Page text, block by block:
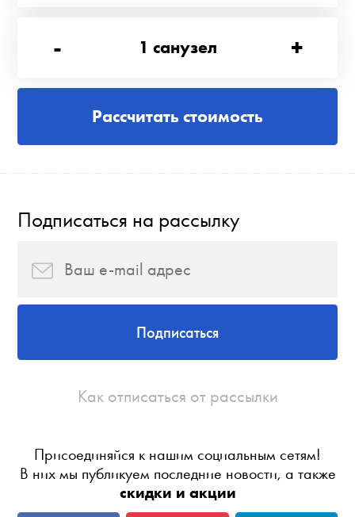
- 1 санузел +
Рассчитать стоимость
Подписаться на рассылку
Подписаться
Как отписаться от рассылки
Присоединяйся к нашим социальным сетям!
В них мы публикуем последние новости, а также
скидки и акции